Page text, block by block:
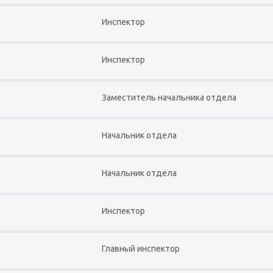
Инспектор
Инспектор
Заместитель начальника отдела
Начальник отдела
Начальник отдела
Инспектор
Главный инспектор